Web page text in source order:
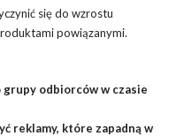
się do wzrostu
powiązanymi.
grupy odbiorców w czasie
reklamy, które zapadną w